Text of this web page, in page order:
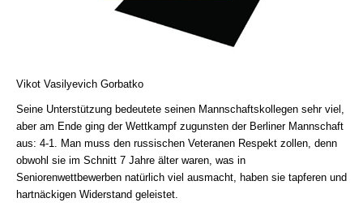
Vikot Vasilyevich Gorbatko
Seine Unterstützung bedeutete seinen Mannschaftskollegen sehr viel,
aber am Ende ging der Wettkampf zugunsten der Berliner Mannschaft
aus: 4-1. Man muss den russischen Veteranen Respekt zollen, denn
obwohl sie im Schnitt 7 Jahre älter waren, was in
Seniorenwettbewerben natürlich viel ausmacht, haben sie tapferen und
hartnäckigen Widerstand geleistet.